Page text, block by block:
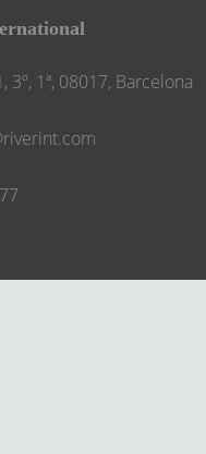
3º, 1ª, 08017, Barcelona